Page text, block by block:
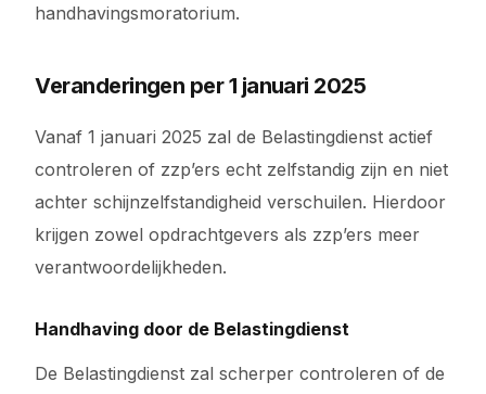
handhavingsmoratorium.
Veranderingen per 1 januari 2025
Vanaf 1 januari 2025 zal de Belastingdienst actief
controleren of zzp’ers echt zelfstandig zijn en niet
achter schijnzelfstandigheid verschuilen. Hierdoor
krijgen zowel opdrachtgevers als zzp’ers meer
verantwoordelijkheden.
Handhaving door de Belastingdienst
De Belastingdienst zal scherper controleren of de